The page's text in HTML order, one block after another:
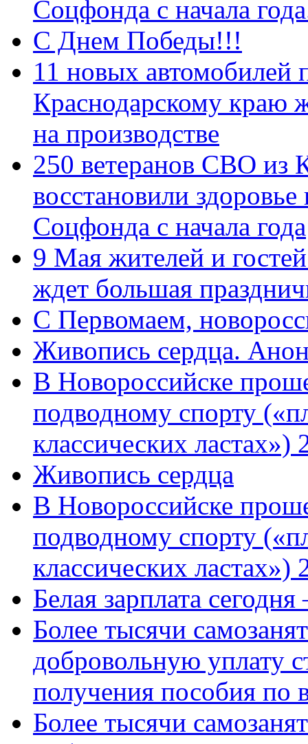
Соцфонда с начала
С Днем Победы!!!
11 новых автомобилей
Краснодарскому краю
на производстве
250 ветеранов СВО из
восстановили
Соцфонда с начала года
9 Мая жителей и
ждет большая
C Первомаем,
Живопись сердца.
В Новороссийске
подводному спорту
классических
Живопись сердца
В Новороссийске
подводному спорту
классических ластах»)
Белая зарплата
Более тысячи
добровольную уплату
получения пособия по
Более тысячи